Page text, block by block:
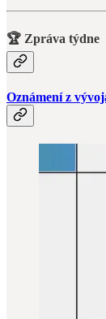
🏆 Zpráva týdne
Oznámení z